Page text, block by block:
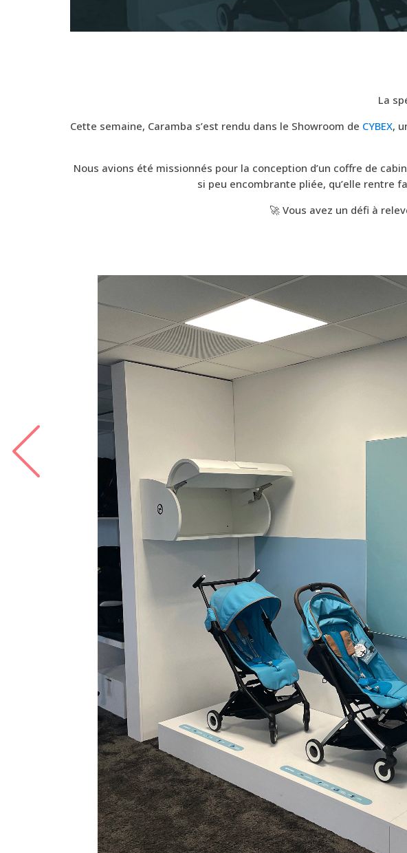
La
Cette semaine, Caramba s’est rendu dans le Showroom de CYBEX,
Nous avions été missionnés pour la conception d’un coffre de
si peu encombrante pliée, qu’elle rentre
🚀 Vous avez un défi à